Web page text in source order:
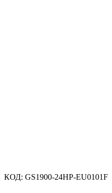
КОД: GS1900-24HP-EU0101F